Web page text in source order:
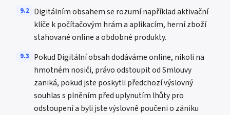
9.2 Digitálním obsahem se rozumí například aktivační
klíče k počítačovým hrám a aplikacím, herní zboží
stahované online a obdobné produkty.
9.3
Pokud Digitální obsah dodáváme online, nikoli na
hmotném nosiči, právo odstoupit od Smlouvy
zaniká, pokud jste poskytli předchozí výslovný
souhlas s plněním před uplynutím lhůty pro
odstoupení a byli jste výslovně poučeni o zániku